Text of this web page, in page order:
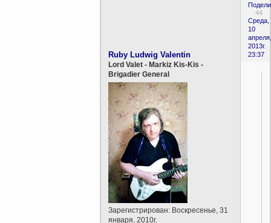
44
Среда,
10
апреля,
2013г.
23:37
Ruby Ludwig Valentin
Lord Valet - Markiz Kis-Kis -
Brigadier General
Зарегистрирован: Воскресенье, 31
января, 2010г.